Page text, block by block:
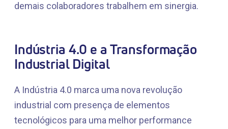
demais colaboradores trabalhem em sinergia.
Indústria 4.0 e a Transformação
Industrial Digital
A Indústria 4.0 marca uma nova revolução
industrial com presença de elementos
tecnológicos para uma melhor performance